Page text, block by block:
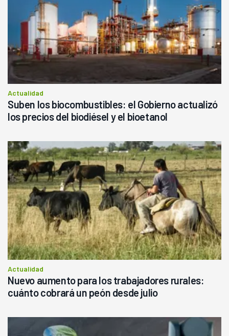
Actualidad
Suben los biocombustibles: el Gobierno actualizó
los precios del biodiésel y el bioetanol
Actualidad
Nuevo aumento para los trabajadores rurales:
cuánto cobrará un peón desde julio